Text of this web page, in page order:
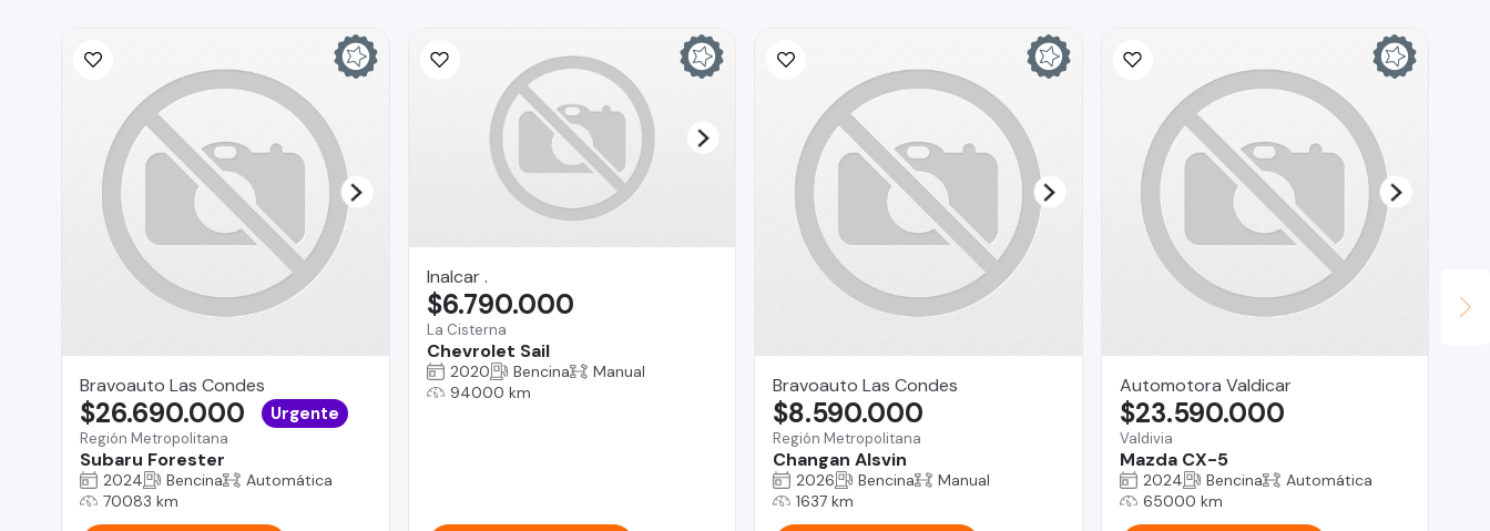
Bravoauto Las Condes
Región Metropolitana
Subaru Forester
$26.690.000 Urgente
2024 Bencina
Automática
70083 km
Inalcar .
La Cisterna
Chevrolet Sail
$6.790.000
2020 Bencina
Manual
94000 km
Bravoauto Las Condes
Región Metropolitana
Changan Alsvin
$8.590.000
2026 Bencina
Manual
1637 km
Automotora Valdicar
Valdivia
Mazda CX-5
$23.590.000
2024 Bencina
Automática
65000 km